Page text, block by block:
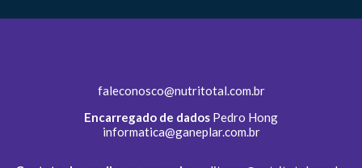
faleconosco@nutritotal.com.br
Encarregado de dados Pedro Hong
informatica@ganeplar.com.br